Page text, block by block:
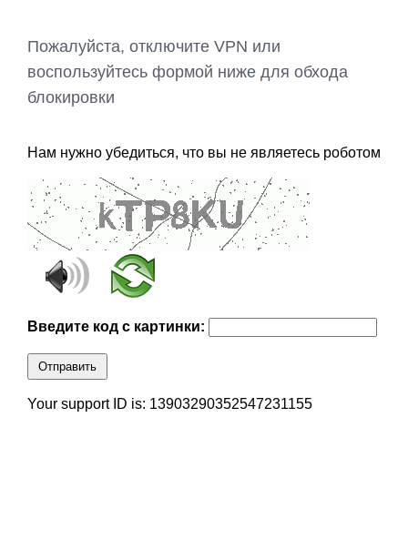
Пожалуйста, отключите VPN или
воспользуйтесь формой ниже для обхода
блокировки
Нам нужно убедиться, что вы не являетесь роботом
Введите код с картинки:
Отправить
Your support ID is: 13903290352547231155